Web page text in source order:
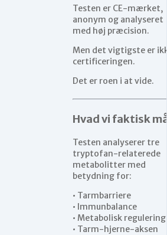
Testen er CE-mærket,
anonym og analyseret
med høj præcision.
Men det vigtigste er
certificeringen.
Det er roen i at vide.
Hvad vi faktisk
Testen analyserer tre
tryptofan-relaterede
metabolitter med
betydning for:
• Tarmbarriere
• Immunbalance
• Metabolisk regulering
• Tarm-hjerne-aksen